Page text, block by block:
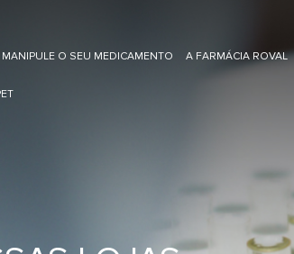
MANIPULE O SEU MEDICAMENTO A FARMÁCIA ROVAL